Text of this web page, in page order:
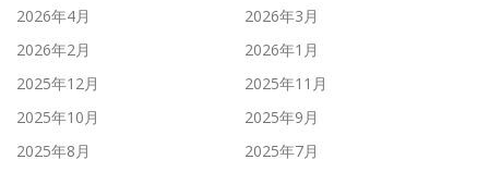
2026年4月
2026年3月
2026年2月
2026年1月
2025年12月
2025年11月
2025年10月
2025年9月
2025年8月
2025年7月